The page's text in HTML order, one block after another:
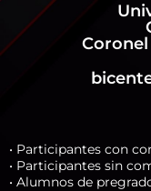
Coronel
• Participantes con
• Participantes sin
• Alumnos de